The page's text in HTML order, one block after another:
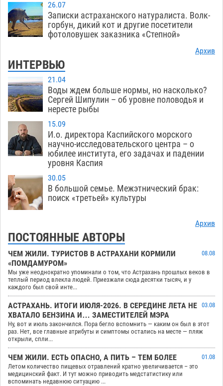
26.07
Записки астраханского натуралиста. Волк-
горбун, дикий кот и другие посетители
фотоловушек заказника «Степной»
Архив
ИНТЕРВЬЮ
21.04
Воды ждем больше нормы, но насколько?
Сергей Шипулин – об уровне половодья и
нересте рыбы
15.09
И.о. директора Каспийского морского
научно-исследовательского центра – о
юбилее института, его задачах и падении
уровня Каспия
30.05
В большой семье. Межэтнический брак:
поиск «третьей» культуры
Архив
ПОСТОЯННЫЕ АВТОРЫ
ЧЕМ ЖИЛИ. ТУРИСТОВ В АСТРАХАНИ КОРМИЛИ
«ПОМДАМУРОМ»
08.08
Мы уже неоднократно упоминали о том, что Астрахань прошлых веков в
теплый период влекла людей. Приезжали сюда десятки тысяч, и у
каждого был свой инте...
АСТРАХАНЬ. ИТОГИ ИЮЛЯ-2026. В СЕРЕДИНЕ ЛЕТА НЕ
ХВАТАЛО БЕНЗИНА И… ЗАМЕСТИТЕЛЕЙ МЭРА
03.08
Ну, вот и июль закончился. Пора бегло вспомнить — каким он был в этот
раз. Нет, все главные атрибуты и симптомы остались на месте — пляж
открыли, спли...
ЧЕМ ЖИЛИ. ЕСТЬ ОПАСНО, А ПИТЬ – ТЕМ БОЛЕЕ
01.08
Летом количество пищевых отравлений кратно увеличивается – это
медицинский факт. И тут можно приводить медстатистику или
вспоминать недавнюю ситуацию ...